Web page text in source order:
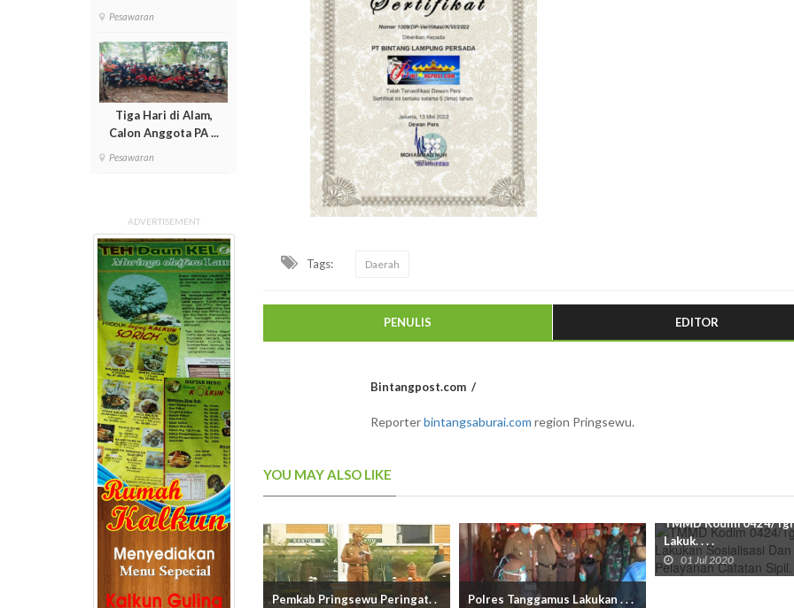
Pesawaran
Tiga Hari di Alam,
Calon Anggota PA ...
Pesawaran
ADVERTISEMENT
Tags: Daerah
PENULIS EDITOR
Bintangpost.com
Reporterbintangsaburai.com region Pringsewu.
YOU MAY ALSO LIKE
Pemkab Pringsewu Peringat. .
Polres Tanggamus Lakukan . . .
TMMD Kodim 0424/
Lakuk. . . .
01 Jul 2020